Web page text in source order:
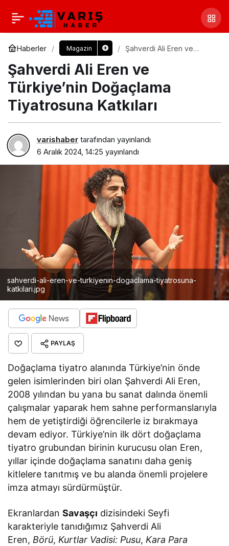
Haberler Magazin
Şahverdi Ali Eren ve
Tiyatrosuna Katkıları
Şahverdi Ali Eren ve
Türkiye’nin Doğaçlama
Tiyatrosuna Katkıları
varishaber tarafından yayınlandı
6 Aralık 2024, 14:25 yayınlandı
sahverdi-ali-eren-ve-turkiyenin-dogaclama-tiyatrosuna-
katkilari.jpg
PAYLAŞ
Doğaçlama tiyatro alanında Türkiye’nin önde
gelen isimlerinden biri olan Şahverdi Ali Eren,
2008 yılından bu yana bu sanat dalında önemli
çalışmalar yaparak hem sahne performanslarıyla
hem de yetiştirdiği öğrencilerle iz bırakmaya
devam ediyor. Türkiye’nin ilk dört doğaçlama
tiyatro grubundan birinin kurucusu olan Eren,
yıllar içinde doğaçlama sanatını daha geniş
kitlelere tanıtmış ve bu alanda önemli projelere
imza atmayı sürdürmüştür.
EkranlardanSavaşçı dizisindeki Seyfi
karakteriyle tanıdığımız Şahverdi Ali
Eren, Börü, Kurtlar Vadisi: Pusu, Kara Para